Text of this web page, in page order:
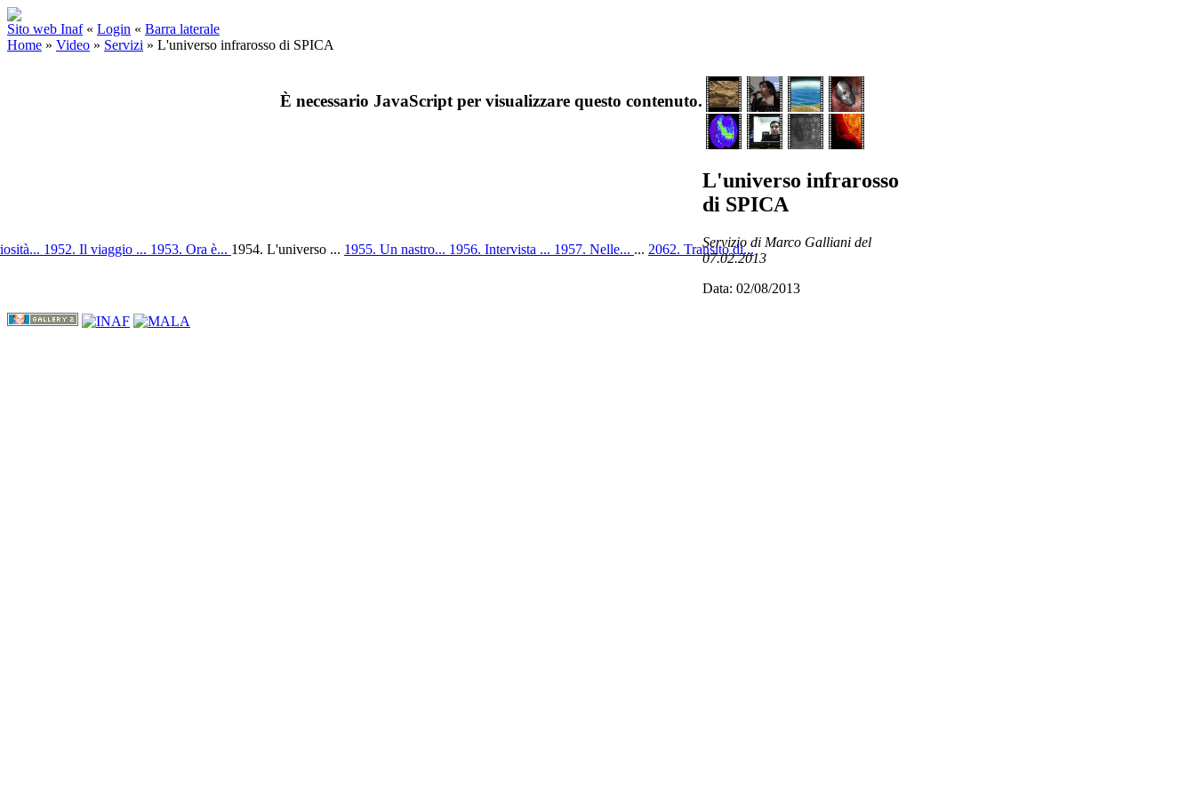
Sito web Inaf « Login « Barra laterale
Home » Video » Servizi » L'universo infrarosso di SPICA
È necessario JavaScript per visualizzare questo contenuto.
L'universo infrarosso
di SPICA
Servizio di Marco Galliani del
07.02.2013
Data: 02/08/2013
1952. Il viaggio ... 1953. Ora è... 1954. L'universo ... 1955. Un nastro... 1956. Intervista ... 1957. Nelle... ... 2062. Transito di...